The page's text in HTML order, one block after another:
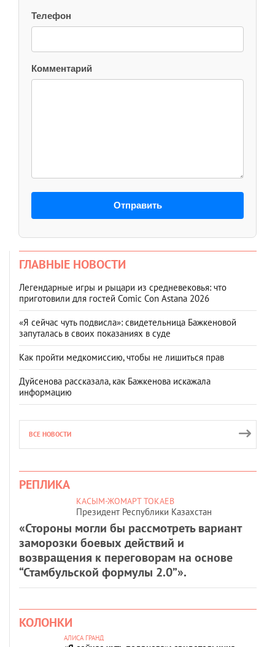
Телефон
Комментарий
Отправить
ГЛАВНЫЕ НОВОСТИ
Легендарные игры и рыцари из средневековья: что
приготовили для гостей Comic Con Astana 2026
«Я сейчас чуть подвисла»: свидетельница Бажкеновой
запуталась в своих показаниях в суде
Как пройти медкомиссию, чтобы не лишиться прав
Дуйсенова рассказала, как Бажкенова искажала
информацию
ВСЕ НОВОСТИ
РЕПЛИКА
КАСЫМ-ЖОМАРТ ТОКАЕВ
Президент Республики Казахстан
«Стороны могли бы рассмотреть вариант
заморозки боевых действий и
возвращения к переговорам на основе
“Стамбульской формулы 2.0”».
КОЛОНКИ
АЛИСА ГРАНД